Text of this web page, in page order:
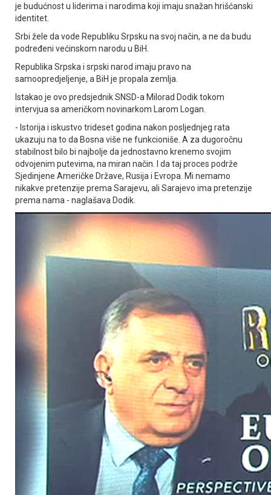
je budućnost u liderima i narodima koji imaju snažan hrišćanski
identitet.
Srbi žele da vode Republiku Srpsku na svoj način, a ne da budu
podređeni većinskom narodu u BiH.
Republika Srpska i srpski narod imaju pravo na
samoopredjeljenje, a BiH je propala zemlja.
Istakao je ovo predsjednik SNSD-a Milorad Dodik tokom
intervjua sa američkom novinarkom Larom Logan.
- Istorija i iskustvo trideset godina nakon posljednjeg rata
ukazuju na to da Bosna više ne funkcioniše. A za dugoročnu
stabilnost bilo bi najbolje da jednostavno krenemo svojim
odvojenim putevima, na miran način. I da taj proces podrže
Sjedinjene Američke Države, Rusija i Evropa. Mi nemamo
nikakve pretenzije prema Sarajevu, ali Sarajevo ima pretenzije
prema nama - naglašava Dodik.